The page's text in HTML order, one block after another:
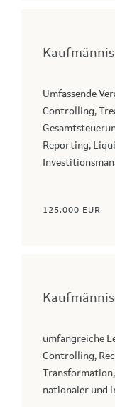
Umfassende
Controlling,
Reporting,
125.000 EUR
umfangreiche
Controlling,
nationaler und